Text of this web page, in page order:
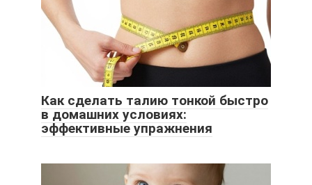
Как сделать талию тонкой быстро
в домашних условиях:
эффективные упражнения